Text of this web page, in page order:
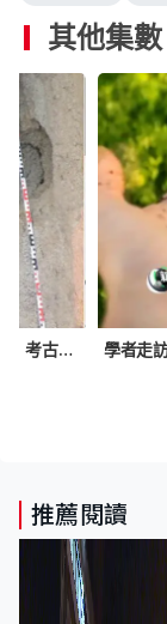
其他集數
非洲發現近50萬年前木結構 兩根木頭堆疊且互扣 考古學家：當時或用來遮太陽
推薦閱讀